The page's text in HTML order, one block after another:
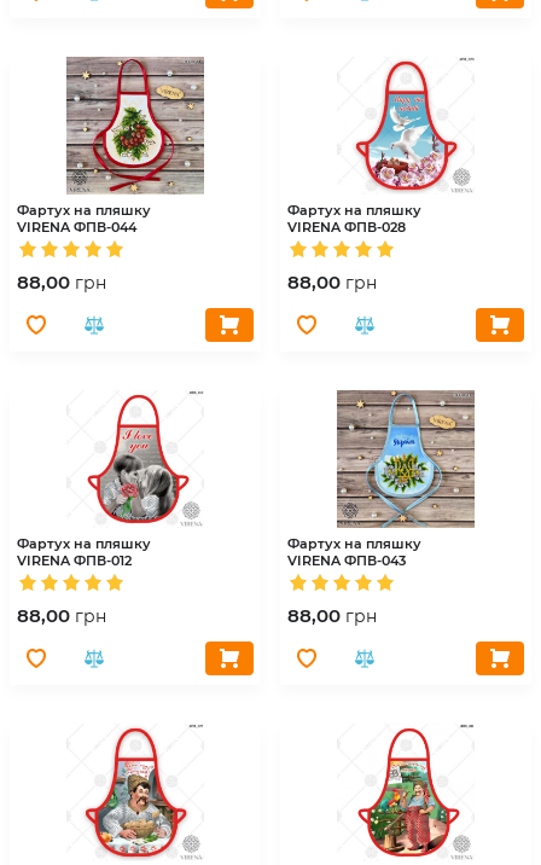
Фартух на пляшку
VIRENA ФПВ-044
88,00 грн
Фартух на пляшку
VIRENA ФПВ-028
88,00 грн
Фартух на пляшку
VIRENA ФПВ-012
88,00 грн
Фартух на пляшку
VIRENA ФПВ-043
88,00 грн